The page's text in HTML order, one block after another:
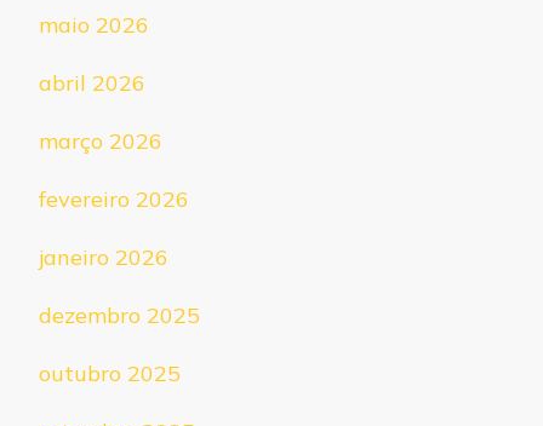
maio 2026
abril 2026
março 2026
fevereiro 2026
janeiro 2026
dezembro 2025
outubro 2025